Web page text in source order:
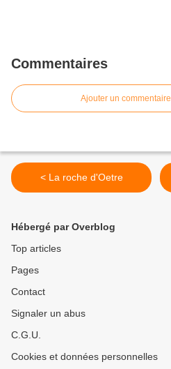
Commentaires
Ajouter un commentaire
< La roche d'Oetre
Hébergé par Overblog
Top articles
Pages
Contact
Signaler un abus
C.G.U.
Cookies et données personnelles